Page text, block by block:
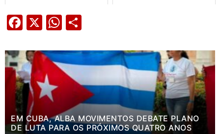
Facebook
X WhatsApp
EM CUBA, ALBA MOVIMENTOS DEBATE PLANO
DE LUTA PARA OS PRÓXIMOS QUATRO ANOS